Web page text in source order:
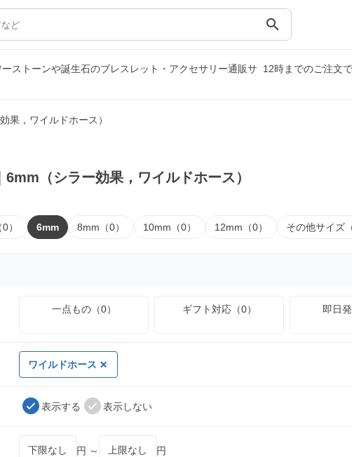
search
ストーンや誕生石のブレスレット・アクセサリー通販サ 12時までのご注文で
果，ワイルドホース）
6mm（シラー効果，ワイルドホース）
） 6mm 8mm（0） 10mm（0） 12mm（0） その他サイズ
一点もの（0） ギフト対応（0） 即日
ワイルドホース
表示する 表示しない
円 ～ 円